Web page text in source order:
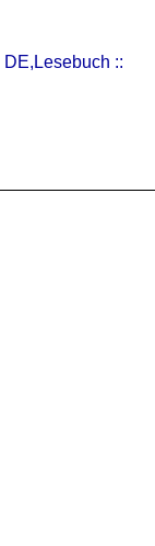
DE,Lesebuch ::